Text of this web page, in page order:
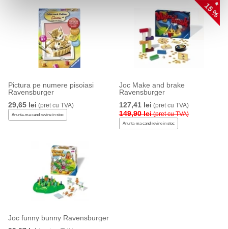
Pictura pe numere pisoiasi
Ravensburger
29,65 lei (pret cu TVA)
Anunta-ma cand revine in stoc
15 %
Joc Make and brake
Ravensburger
127,41 lei (pret cu TVA)
149,90 lei(pret cu TVA)
Anunta-ma cand revine in stoc
Joc funny bunny Ravensburger